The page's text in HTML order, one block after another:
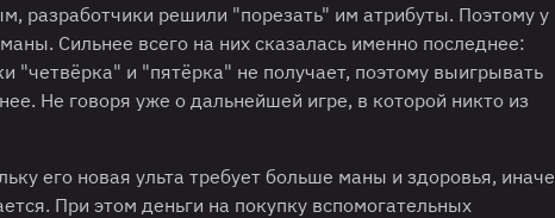
разработчики решили "порезать" им атрибуты. Поэтому у
Сильнее всего на них сказалась именно последнее:
"четвёрка" и "пятёрка" не получает, поэтому выигрывать
Не говоря уже о дальнейшей игре, в которой никто из
его новая ульта требует больше маны и здоровья, иначе
При этом деньги на покупку вспомогательных